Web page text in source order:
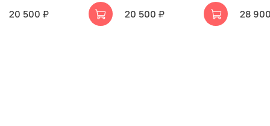
20 500 ₽
20 500 ₽
28